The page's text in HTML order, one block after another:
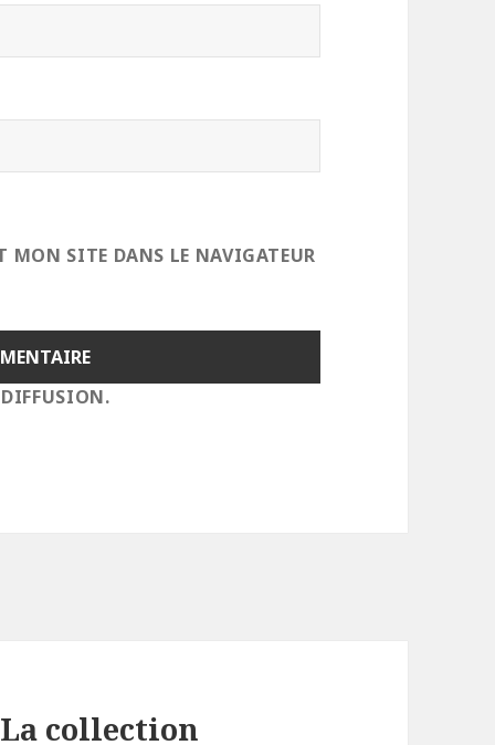
MON SITE DANS LE NAVIGATEUR
collection